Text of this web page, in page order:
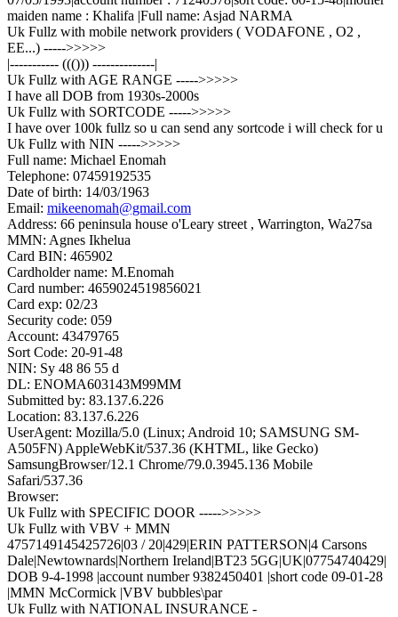
maiden name : Khalifa |Full name: Asjad NARMA
Uk Fullz with mobile network providers ( VODAFONE , O2 ,
EE...) ----->>>>>
|----------- ((())) --------------|
Uk Fullz with AGE RANGE ----->>>>>
I have all DOB from 1930s-2000s
Uk Fullz with SORTCODE ----->>>>>
I have over 100k fullz so u can send any sortcode i will check for u
Uk Fullz with NIN ----->>>>>
Full name: Michael Enomah
Telephone: 07459192535
Date of birth: 14/03/1963
Email: mikeenomah@gmail.com
Address: 66 peninsula house o'Leary street , Warrington, Wa27sa
MMN: Agnes Ikhelua
Card BIN: 465902
Cardholder name: M.Enomah
Card number: 4659024519856021
Card exp: 02/23
Security code: 059
Account: 43479765
Sort Code: 20-91-48
NIN: Sy 48 86 55 d
DL: ENOMA603143M99MM
Submitted by: 83.137.6.226
Location: 83.137.6.226
UserAgent: Mozilla/5.0 (Linux; Android 10; SAMSUNG SM-
A505FN) AppleWebKit/537.36 (KHTML, like Gecko)
SamsungBrowser/12.1 Chrome/79.0.3945.136 Mobile
Safari/537.36
Browser:
Uk Fullz with SPECIFIC DOOR ----->>>>>
Uk Fullz with VBV + MMN
4757149145425726|03 / 20|429|ERIN PATTERSON|4 Carsons
Dale|Newtownards|Northern Ireland|BT23 5GG|UK|07754740429|
DOB 9-4-1998 |account number 9382450401 |short code 09-01-28
|MMN McCormick |VBV bubbles\par
Uk Fullz with NATIONAL INSURANCE -